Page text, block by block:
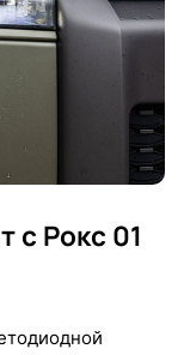
с Рокс 01